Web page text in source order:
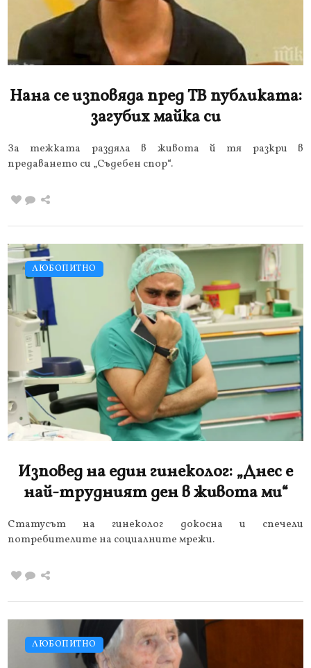
Нана се изповяда пред ТВ публиката:
загубих майка си
За тежката раздяла в живота й тя разкри в
предаването си „Съдебен спор“.
ЛЮБОПИТНО
Изповед на един гинеколог: „Днес е
най-трудният ден в живота ми“
Статусът на гинеколог докосна и спечели
потребителите на социалните мрежи.
ЛЮБОПИТНО